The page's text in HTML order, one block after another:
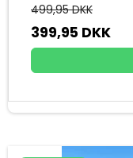
499,95 DKK
399,95 DKK